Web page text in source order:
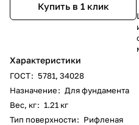
Купить в 1 клик
Характеристики
ГОСТ: 5781, 34028
Назначение: Для фундамента
Вес, кг: 1.21 кг
Тип поверхности: Рифленая